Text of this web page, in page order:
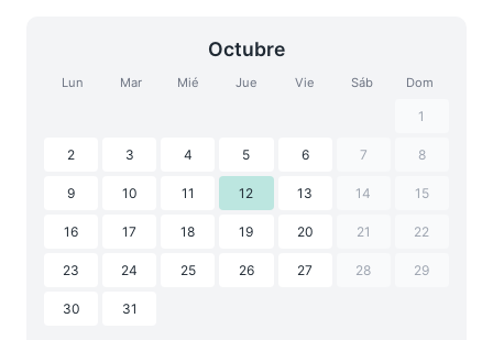
Octubre
Lun Mar Mié Jue Vie Sáb Dom
1
2 3 4 5 6 7 8
9 10 11 12 13 14 15
16 17 18 19 20 21 22
23 24 25 26 27 28 29
30 31